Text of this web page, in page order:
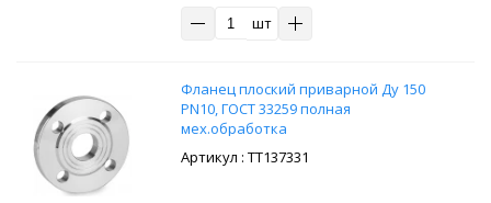
шт
Фланец плоский приварной Ду 150
PN10, ГОСТ 33259 полная
мех.обработка
: ТТ137331